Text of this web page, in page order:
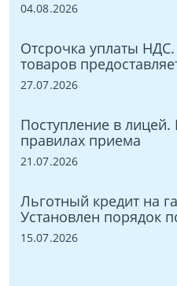
04.08.2026
Отсрочка уплаты
товаров
27.07.2026
Поступление в
правилах приема
21.07.2026
Льготный кредит на
Установлен порядок
15.07.2026